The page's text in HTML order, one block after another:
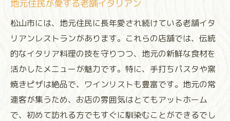
地元住民が愛する老舗イタリアン
松山市には、地元住民に長年愛され続けている老舗イタ
リアンレストランがあります。これらの店舗では、伝統
的なイタリア料理の技を守りつつ、地元の新鮮な食材を
活かしたメニューが魅力です。特に、手打ちパスタや窯
焼きピザは絶品で、ワインリストも豊富です。地元の常
連客が集うため、お店の雰囲気はとてもアットホーム
で、初めて訪れる方でもすぐに馴染むことができるでし